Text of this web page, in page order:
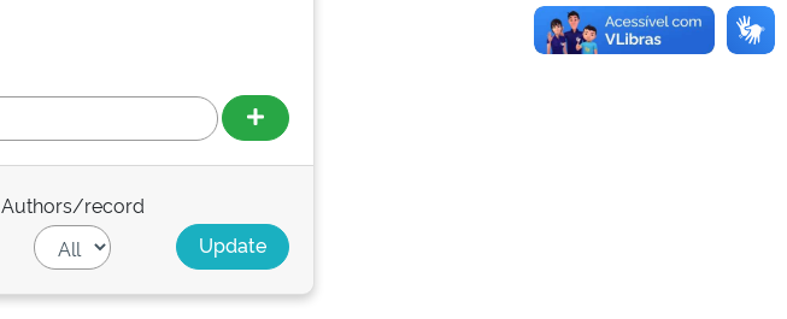
Authors/record